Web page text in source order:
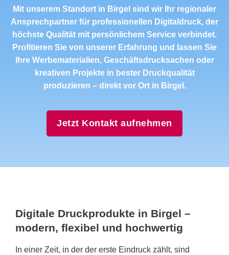
Mit unserem Standort in Birgel sind wir Ihr regionaler
Ansprechpartner für professionellen Digitaldruck, der
höchste Qualität mit persönlichem Service verbindet.
Profitieren Sie von unserer Erfahrung und lassen Sie
Ihre Werbematerialien, Geschäftsdrucksachen oder
kreativen Projekte in bester Druckqualität
produzieren – direkt vor Ort in Birgel.
Jetzt Kontakt aufnehmen
Digitale Druckprodukte in Birgel –
modern, flexibel und hochwertig
In einer Zeit, in der der erste Eindruck zählt, sind